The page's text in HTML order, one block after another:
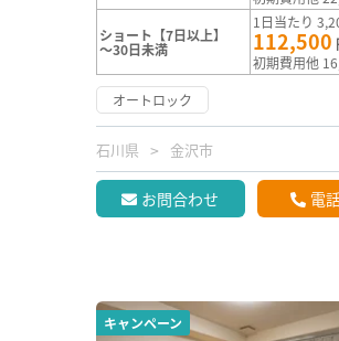
ショート【7日以上】
～30日未満
1日当たり
112,500
初期費用他
オートロック
石川県 金沢市
お問合わせ 電
キャンペーン